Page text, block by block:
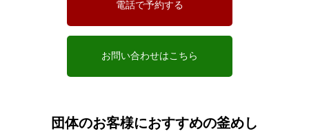
電話で予約する
お問い合わせはこちら
団体のお客様におすすめの釜めし